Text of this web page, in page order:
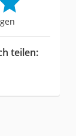
teilen: